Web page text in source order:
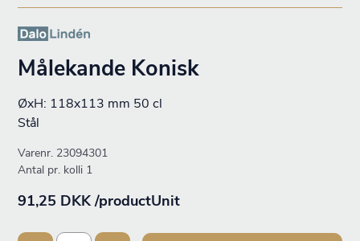
Målekande Konisk
ØxH: 118x113 mm 50 cl
Stål
Varenr. 23094301
Antal pr. kolli 1
91,25 DKK /productUnit